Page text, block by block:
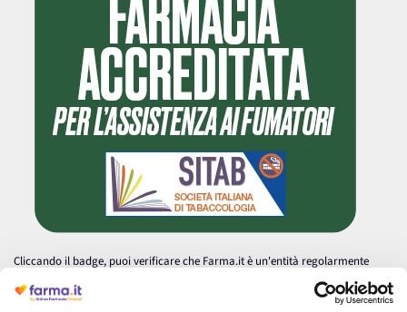
Cliccando il badge, puoi verificare che Farma.it è un'entità regolarmente
autorizzata dal Ministero della Salute a effettuare la vendita online di
medicinali.